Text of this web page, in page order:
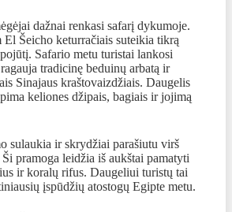
dažnai renkasi safarį dykumoje.
El Šeicho keturračiais suteikia tikrą
Safario metu turistai lankosi
tradicinę beduinų arbatą ir
Sinajaus kraštovaizdžiais. Daugelis
keliones džipais, bagiais ir jojimą
sulaukia ir skrydžiai parašiutu virš
pramoga leidžia iš aukštai pamatyti
ir koralų rifus. Daugeliui turistų tai
įspūdžių atostogų Egipte metu.